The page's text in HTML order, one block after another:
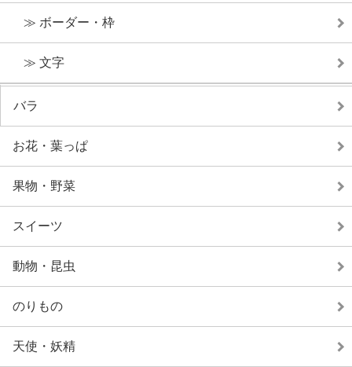
≫ ボーダー・枠
≫ 文字
バラ
お花・葉っぱ
果物・野菜
スイーツ
動物・昆虫
のりもの
天使・妖精